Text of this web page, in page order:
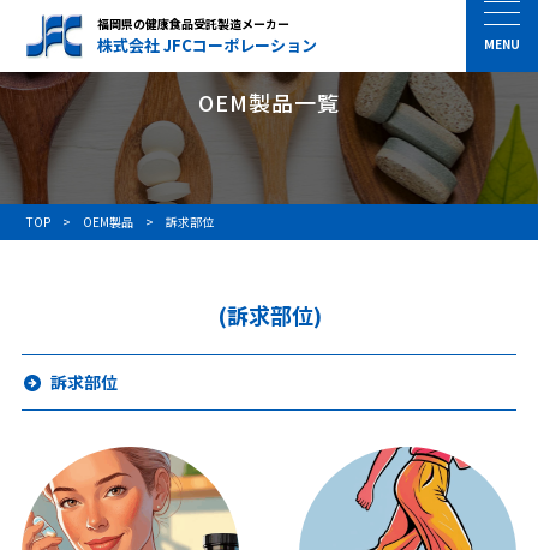
福岡県の健康食品受託製造メーカー
株式会社 JFCコーポレーション
OEM製品一覧
TOP OEM製品 訴求部位
(訴求部位)
訴求部位